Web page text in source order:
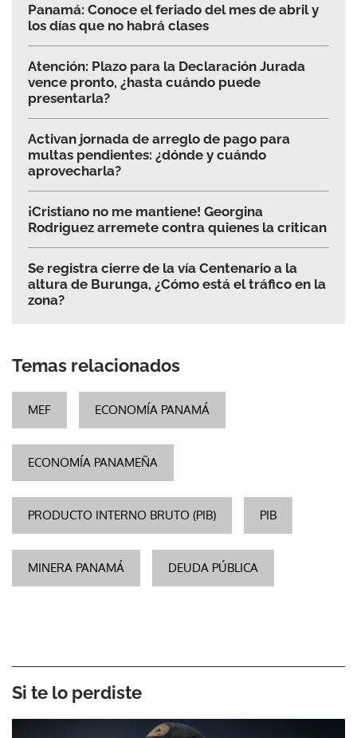
Panamá: Conoce el feriado del mes de abril y
los días que no habrá clases
Atención: Plazo para la Declaración Jurada
vence pronto, ¿hasta cuándo puede
presentarla?
Activan jornada de arreglo de pago para
multas pendientes: ¿dónde y cuándo
aprovecharla?
¡Cristiano no me mantiene! Georgina
Rodriguez arremete contra quienes la critican
Se registra cierre de la vía Centenario a la
altura de Burunga, ¿Cómo está el tráfico en la
zona?
Temas relacionados
MEF ECONOMÍA PANAMÁ
ECONOMÍA PANAMEÑA
PRODUCTO INTERNO BRUTO (PIB) PIB
MINERA PANAMÁ DEUDA PÚBLICA
Si te lo perdiste